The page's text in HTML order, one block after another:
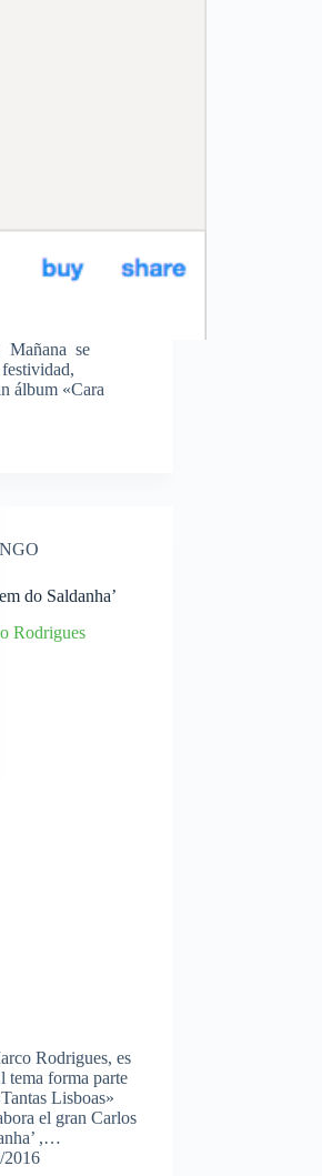
Mañana se
álbum «Cara
do Saldanha’
Rodrigues, es
tema forma parte
Lisboas»
el gran Carlos
,…
2016